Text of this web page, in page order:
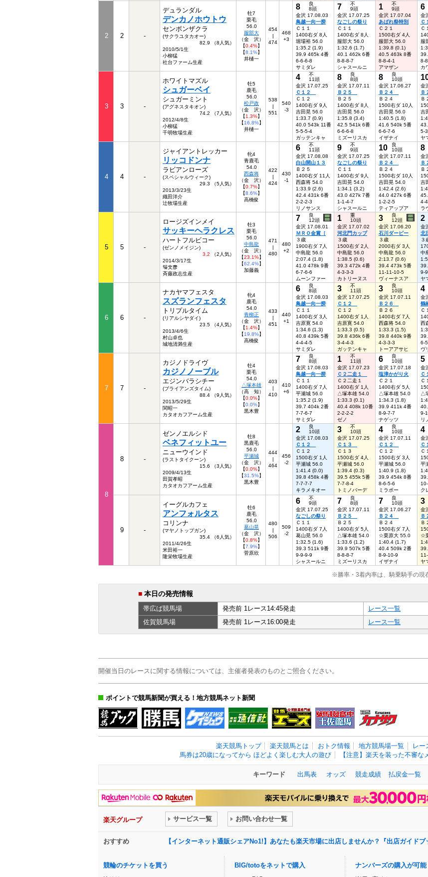
2 2 -
デュランダル
デンカノホウトウ
センボンザクラ
(サクラユタカオー)
82.9 （8人気）
2010/5/1生
小柳猛
社台ファーム生産
牡7
栗毛
56.0
服部大
（金 沢）
【0.4%】
【8.1%】
井樋一
454
|
474
468
+3
8
良
8頭
金沢 17.08.03
鳥越一向一揆
Ｃ１１
1400右ダ 8人
堀場裕 56.0
1:35.2 (1.9)
39.9 465k 4番
6-6-6-8
サミダレ
7
不
9頭
金沢 17.07.25
なごしの祭り
Ｃ１１
1400右ダ 8人
服部大 56.0
1:32.6 (1.7)
40.1 462k 6番
8-8-8-7
シャスールニ
1
不
9頭
金沢 17.07.04
あばれ祭特別
Ｃ２１
1500右ダ 4人
服部大 56.0
1:39.8 (0.1)
40.5 463k 8番
8-8-4-1
アマザン
6
金
Ｃ
Ｃ
服
8-
カ
3 3 -
ホワイトマズル
シュガーベイ
シュガーミント
(アグネスタキオン)
74.2 （7人気）
2012/4/8生
小柳猛
千明牧場生産
牡5
鹿毛
56.0
松戸政
（金 沢）
【1.3%】
【16.8%】
井樋一
538
|
551
540
-3
4
不
11頭
金沢 17.07.25
Ｃ１２
Ｃ１２
1400右ダ 9人
吉田晃 56.0
1:33.7 (0.9)
40.0 543k 11番
5-5-5-4
ガッテンキャ
8
良
8頭
金沢 17.07.11
Ｂ２５
Ｂ２５
1400右ダ 8人
吉田晃 56.0
1:35.8 (3.4)
42.5 541k 6番
6-6-6-8
ミズーリスカ
8
良
10頭
金沢 17.06.27
Ｂ２４
Ｂ２４
1500右ダ 10人
吉田晃 56.0
1:40.5 (1.8)
41.6 540k 5番
6-6-7-6
イザナイ
金
Ｂ
Ｂ
吉
5-
ヤ
4 4 -
ジャイアントレッカー
リッコドンナ
ラビアンローズ
(スペシャルウィーク)
29.3 （5人気）
2013/3/23生
織田洋介
辻牧場生産
牝4
青鹿毛
54.0
西森将
（金 沢）
【0.7%】
【8.6%】
高橋俊
422
|
424
430
-1
6
不
11頭
金沢 17.08.08
白山開山１３
Ｂ２５
1400右ダ 11人
西森将 54.0
1:33.9 (2.6)
42.4 431k 6番
2-2-2-3
リノサンス
9
不
9頭
金沢 17.07.25
なごしの祭り
Ｃ１１
1400右ダ 9人
吉田晃 54.0
1:34.1 (3.2)
43.0 427k 7番
1-1-4-7
シャスールニ
10
良
10頭
金沢 17.07.11
Ｂ２４
Ｂ２４
1500右ダ 10人
吉田晃 54.0
1:42.4 (2.6)
44.0 427k 6番
1-2-2-5
ティアップア
8
金
Ｂ
Ｂ
吉
4-
ラ
5 5 -
ロージズインメイ
サッキーヘラクレス
ハートフルビコー
(ゼンノメイジン)
3.2 （2人気）
2014/3/17生
﨏文彦
斉藤政志生産
牡3
栗毛
56.0
中島龍
（金 沢）
【23.1%】
【62.4%】
加藤義
471
|
480
480
+2
7
良
12頭
金沢 17.08.01
ＭＲＯ金賞［
３歳
1900右ダ 7人
中島龍 56.0
2:07.4 (1.8)
41.0 478k 9番
6-7-6-6
ムーンファー
1
重
10頭
金沢 17.07.02
河北門カップ
３歳
1500右ダ 2人
中島龍 56.0
1:38.5 (0.6)
39.3 472k 4番
4-3-3-3
カトリーヌス
3
良
12頭
金沢 17.06.20
石川ダービー
３歳
2000右ダ 3人
中島龍 56.0
2:13.7 (0.6)
39.4 473k 5番
11-11-10-5
ヴィーナスア
2
金
北
３
中
9-
ヤ
6 6 -
ナカヤマフェスタ
スズランフェスタ
トリプルタイム
(リアルシヤダイ)
23.5 （4人気）
2013/4/6生
村山卓也
城地清満生産
牝4
鹿毛
54.0
青柳正
（金 沢）
【1.4%】
【19.8%】
高橋俊
433
|
451
440
+1
6
良
8頭
金沢 17.08.03
鳥越一向一揆
Ｃ１１
1400右ダ 3人
吉原寛 54.0
1:34.6 (1.3)
40.8 439k 5番
4-4-4-5
サミダレ
3
不
11頭
金沢 17.07.25
Ｃ１２
Ｃ１２
1400右ダ 1人
吉原寛 54.0
1:33.3 (0.5)
39.8 436k 6番
3-4-4-3
ガッテンキャ
3
良
10頭
金沢 17.07.11
Ｂ２６
Ｂ２６
1400右ダ 7人
西森将 54.0
1:33.3 (1.5)
39.8 440k 9番
4-3-3-3
トーアアサヒ
4
金
鶴
Ｃ
西
6-
ヴ
7 7 -
カジノドライヴ
カジノノーブル
エジンバラシチー
(ブライアンズタイム)
88.4 （9人気）
2013/5/29生
関昭一
カタオカフアーム生産
牡4
栗毛
54.0
△塚本雄
（高 知）
【0.0%】
【0.0%】
黒木豊
403
|
410
410
+6
7
良
8頭
金沢 17.08.03
鳥越一向一揆
Ｃ１１
1400右ダ 7人
平瀬城 56.0
1:35.2 (1.9)
39.7 404k 2番
7-7-6-7
サミダレ
1
不
11頭
金沢 17.07.23
Ｃ２二走１
Ｃ２二走１
1400右ダ 1人
△塚本雄 54.0
1:33.3 (0.1)
40.4 408k 10番
2-2-2-2
ゼノ
6
良
10頭
金沢 17.07.18
塩津かがり火
Ｃ２１
1400右ダ 5人
△塚本雄 54.0
1:34.3 (1.8)
39.9 411k 4番
8-9-7-7
ナゲッツ
5
金
Ｃ
Ｃ
△
9-
リ
8
8 -
ゼンノエルシド
ベネフィットユー
ニューウインド
(ラストタイクーン)
15.6 （3人気）
2009/4/13生
田賀孝昭
カタオカフアーム生産
牡8
黒鹿毛
56.0
平瀬城
（金 沢）
【0.0%】
【31.5%】
黒木豊
444
|
464
456
-2
2
良
10頭
金沢 17.08.03
Ｃ１２
Ｃ１２
1500右ダ 1人
平瀬城 56.0
1:41.4 (0.0)
39.8 458k 4番
7-7-7-7
キラメキオー
3
不
10頭
金沢 17.07.25
Ｃ１３
Ｃ１３
1500右ダ 4人
平瀬城 56.0
1:39.4 (0.3)
39.5 455k 5番
7-7-8-4
トミノバーデ
4
良
10頭
金沢 17.07.11
Ｃ１２
Ｃ１２
1500右ダ 3人
平瀬城 56.0
1:40.9 (1.8)
39.9 454k 8番
8-6-5-6
ミラボー
4
金
Ｃ
Ｃ
平
ク
9 -
イーグルカフェ
アンフォルタス
コリンナ
(マヤノトップガン)
35.4 （6人気）
2011/4/26生
米田裕一
隆栄牧場生産
牡6
鹿毛
56.0
葛山晃
（金 沢）
【0.8%】
【7.9%】
菅原欣
480
|
506
509
-2
6
不
9頭
金沢 17.07.25
なごしの祭り
Ｃ１１
1400右ダ 7人
葛山晃 56.0
1:32.5 (1.6)
39.3 511k 9番
9-9-9-9
シャスールニ
7
良
8頭
金沢 17.07.11
Ｂ２５
Ｂ２５
1400右ダ 5人
△塚本雄 54.0
1:33.6 (1.2)
39.9 507k 5番
8-8-8-7
ミズーリスカ
7
良
10頭
金沢 17.06.27
Ｂ２４
Ｂ２４
1500右ダ 7人
☆栗原大 55.0
1:40.4 (1.7)
40.4 509k 2番
8-9-10-9
イザナイ
3
金
Ｂ
Ｂ
☆
ヤ
※勝率・3着内率は、騎乗騎手の現
■ 本日の発売情報
帯広ば競馬場 発売前 1レース14:45発走
レース一覧
佐賀競馬場 発売前 1レース16:00発走 レース一覧
開催当日のレースに関する情報については、主催者発表のものとご照合ください。
ポイントで競馬新聞が買える！地方競馬ネット新聞
楽天競馬トップ 楽天競馬とは おトク情報 地方競馬場一覧
レー
馬券は20歳になってから ほどよく楽しむ大人の遊び
【注意】楽天を装った不審
キーワード 出馬表 オッズ 競走成績 払戻金一覧
楽天グループ サービス一覧 お問い合わせ一覧
おすすめ 【インターネット通販シェアNo1!】あなたも楽天市場に出店しませんか？『出店ガイド
競輪のチケットを買う
BIG/totoをネットで購入
ナンバーズの購入が可能